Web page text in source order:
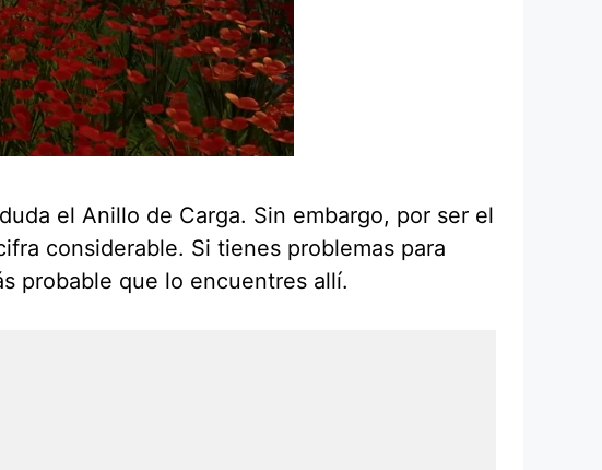
el Anillo de Carga. Sin embargo, por ser el
considerable. Si tienes problemas para
probable que lo encuentres allí.